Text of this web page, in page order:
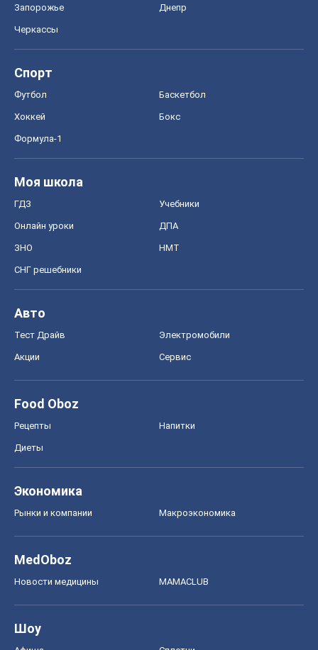
Запорожье Днепр
Черкассы
Спорт
Футбол Баскетбол
Хоккей Бокс
Формула-1
Моя школа
ГДЗ Учебники
Онлайн уроки ДПА
ЗНО НМТ
СНГ решебники
Авто
Тест Драйв Электромобили
Акции Сервис
Food Oboz
Рецепты Напитки
Диеты
Экономика
Рынки и компании Mакроэкономика
MedOboz
Новости медицины MAMACLUB
Шоу